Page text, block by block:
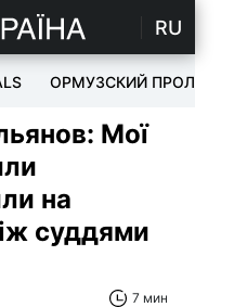
RU
ОРМУЗСКИЙ ПРОЛИВ
Мої
на
суддями
7 мин